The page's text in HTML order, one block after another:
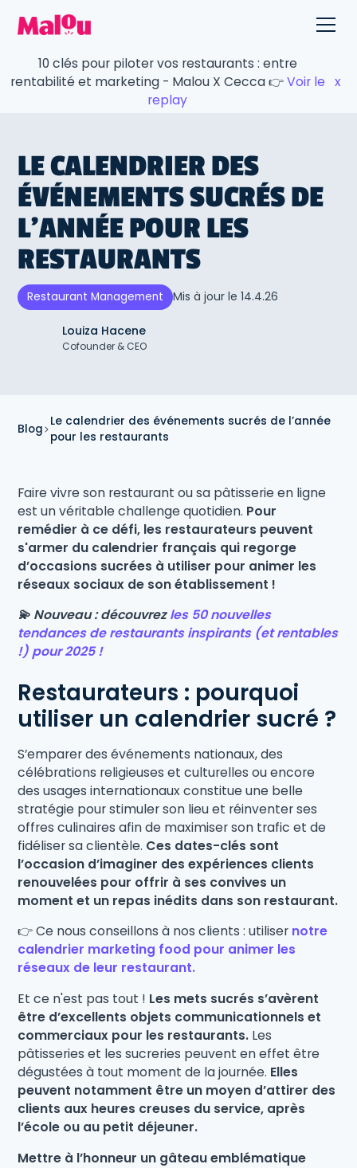
10 clés pour piloter vos restaurants : entre
rentabilité et marketing - Malou X Cecca 👉Voir le
replay
x
LE CALENDRIER DES
ÉVÉNEMENTS SUCRÉS DE
L’ANNÉE POUR LES
RESTAURANTS
Restaurant Management Mis à jour le 14.4.26
Louiza Hacene
Cofounder & CEO
Blog
Le calendrier des événements sucrés de l’année
pour les restaurants
Faire vivre son restaurant ou sa pâtisserie en ligne
est un véritable challenge quotidien. Pour
remédier à ce défi, les restaurateurs peuvent
s'armer du calendrier français qui regorge
d’occasions sucrées à utiliser pour animer les
réseaux sociaux de son établissement !
💫 Nouveau : découvrezles 50 nouvelles
tendances de restaurants inspirants (et rentables
!) pour 2025 !
Restaurateurs : pourquoi
utiliser un calendrier sucré ?
S’emparer des événements nationaux, des
célébrations religieuses et culturelles ou encore
des usages internationaux constitue une belle
stratégie pour stimuler son lieu et réinventer ses
offres culinaires afin de maximiser son trafic et de
fidéliser sa clientèle. Ces dates-clés sont
l’occasion d’imaginer des expériences clients
renouvelées pour offrir à ses convives un
moment et un repas inédits dans son restaurant.
👉 Ce nous conseillons à nos clients : utiliser notre
calendrier marketing food pour animer les
réseaux de leur restaurant.
Et ce n'est pas tout ! Les mets sucrés s’avèrent
être d’excellents objets communicationnels et
commerciaux pour les restaurants. Les
pâtisseries et les sucreries peuvent en effet être
dégustées à tout moment de la journée. Elles
peuvent notamment être un moyen d’attirer des
clients aux heures creuses du service, après
l’école ou au petit déjeuner.
Mettre à l’honneur un gâteau emblématique